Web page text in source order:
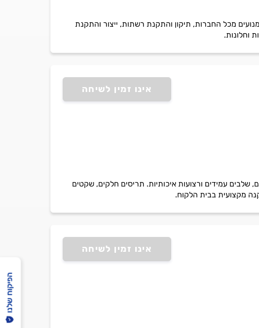
מכל החברות, תיקון והתקנת רשתות, ייצור והתקנת
וחלונות.
אינו זמין לשיחה
שלבים עמידים ורצועות איכותיות. תריסים חלקים, שקטים
מקצועית בבית הלקוח.
אינו זמין לשיחה
הפיקוח שלנו